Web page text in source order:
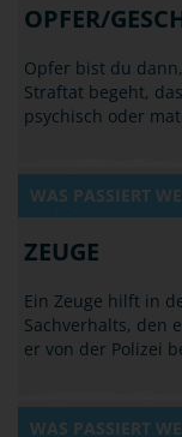
OPFER/
Opfer bist du
Straftat begeht,
psychisch oder
WAS PASSIERT
ZEUGE
Ein Zeuge hilft in
Sachverhalts, den
er von der Polizei
WAS PASSIERT